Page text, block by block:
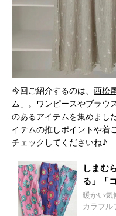
今回ご紹介するのは、 西松
ム」。ワンピースやブラウ
のあるアイテムを集めまし
イテムの推しポイントや着
チェックしてくださいね♪
しまむ
る」「
ども服
ルアイ
暖かい気
カラフル